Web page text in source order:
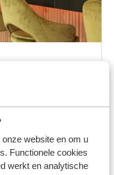
website en om u
Functionele cookies
werkt en analytische